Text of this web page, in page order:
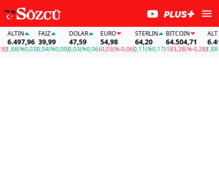
(%0,03)
FAİZ
39,99
0,04(%0,09)
DOLAR
47,59
0,03(%0,06)
EURO
54,98
-0,03(%-0,06)
STERLIN
64,20
0,11(%0,17)
BITCOIN
64.504,71
-183,28(%-0,28)
ALTIN
1,88